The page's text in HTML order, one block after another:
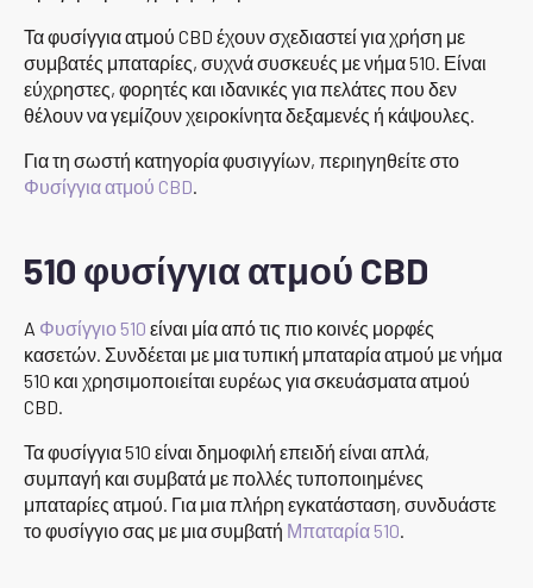
Τα φυσίγγια ατμού CBD έχουν σχεδιαστεί για χρήση με
συμβατές μπαταρίες, συχνά συσκευές με νήμα 510. Είναι
εύχρηστες, φορητές και ιδανικές για πελάτες που δεν
θέλουν να γεμίζουν χειροκίνητα δεξαμενές ή κάψουλες.
Για τη σωστή κατηγορία φυσιγγίων, περιηγηθείτε στο
Φυσίγγια ατμού CBD.
510 φυσίγγια ατμού CBD
A Φυσίγγιο 510 είναι μία από τις πιο κοινές μορφές
κασετών. Συνδέεται με μια τυπική μπαταρία ατμού με νήμα
510 και χρησιμοποιείται ευρέως για σκευάσματα ατμού
CBD.
Τα φυσίγγια 510 είναι δημοφιλή επειδή είναι απλά,
συμπαγή και συμβατά με πολλές τυποποιημένες
μπαταρίες ατμού. Για μια πλήρη εγκατάσταση, συνδυάστε
το φυσίγγιο σας με μια συμβατή Μπαταρία 510.